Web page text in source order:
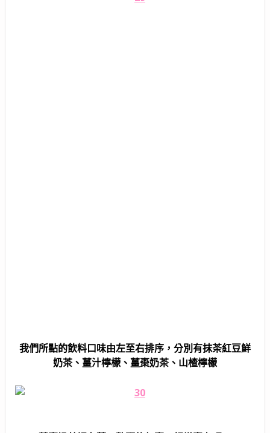
我們所點的飲料口味由左至右排序，分別有抹茶紅豆鮮
奶茶、薑汁檸檬、薑棗奶茶、山楂檸檬